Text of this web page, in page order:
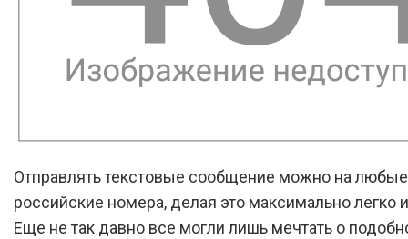
Отправлять текстовые сообщение можно на любые
российские номера, делая это максимально легко
Еще не так давно все могли лишь мечтать о